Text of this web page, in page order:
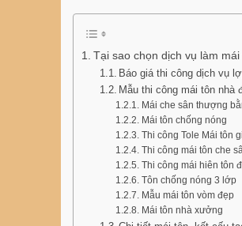
Tại sao chọn dịch vụ làm
Báo giá thi công dịch vụ
Mẫu thi công mái tôn nhà
Mái che sân thượng
Mái tôn chống nóng
Thi công Tole Mái tôn
Thi công mái tôn che
Thi công mái hiên tôn
Tôn chống nóng 3 lớp
Mẫu mái tôn vòm đẹp
Mái tôn nhà xưởng